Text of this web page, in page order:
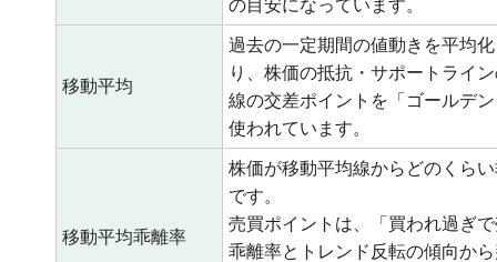
の目安になっています。
移動平均
過去の一定期間の値動きを平均
り、株価の抵抗・サポートライ
線の交差ポイントを「ゴールデ
使われています。
移動平均乖離率
株価が移動平均線からどのくら
です。
売買ポイントは、「買われ過ぎ
乖離率とトレンド反転の傾向か